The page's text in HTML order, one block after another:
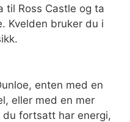
til Ross Castle og ta
Kvelden bruker du i
enten med en
eller med en mer
fortsatt har energi,